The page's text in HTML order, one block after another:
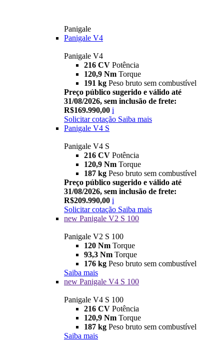
Panigale
Panigale V4
Panigale V4
216 CV Potência
120,9 Nm Torque
191 kg Peso bruto sem combustível
Preço público sugerido e válido até
31/08/2026, sem inclusão de frete:
R$169.990,00 i
Solicitar cotação Saiba mais
Panigale V4 S
Panigale V4 S
216 CV Potência
120,9 Nm Torque
187 kg Peso bruto sem combustível
Preço público sugerido e válido até
31/08/2026, sem inclusão de frete:
R$209.990,00 i
Solicitar cotação Saiba mais
new Panigale V2 S 100
Panigale V2 S 100
120 Nm Torque
93,3 Nm Torque
176 kg Peso bruto sem combustível
Saiba mais
new Panigale V4 S 100
Panigale V4 S 100
216 CV Potência
120,9 Nm Torque
187 kg Peso bruto sem combustível
Saiba mais